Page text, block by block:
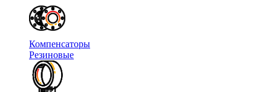
Компенсаторы
Резиновые